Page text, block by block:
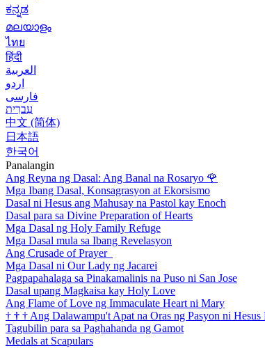
ಕನ್ನಡ
മലയാളം
ไทย
हिंदी
العربية
اردو
فارسی
עִברִית
中文 (简体)
日本語
한국어
Panalangin
Ang Reyna ng Dasal: Ang Banal na Rosaryo 🌹
Mga Ibang Dasal, Konsagrasyon at Ekorsismo
Dasal ni Hesus ang Mahusay na Pastol kay Enoch
Dasal para sa Divine Preparation of Hearts
Mga Dasal ng Holy Family Refuge
Mga Dasal mula sa Ibang Revelasyon
Ang Crusade of Prayer
Mga Dasal ni Our Lady ng Jacarei
Pagpapahalaga sa Pinakamalinis na Puso ni San Jose
Dasal upang Magkaisa kay Holy Love
Ang Flame of Love ng Immaculate Heart ni Mary
† † † Ang Dalawampu't Apat na Oras ng Pasyon ni
Tagubilin para sa Paghahanda ng Gamot
Medals at Scapulars